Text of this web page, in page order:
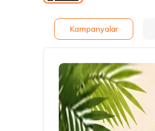
Kampanyalar